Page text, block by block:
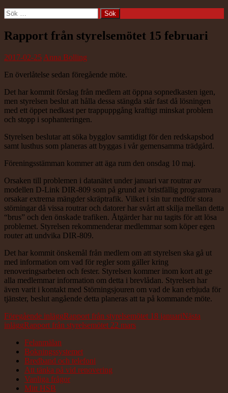
Sök
efter:
Rapport från styrelsemötet 15 februari
2017-02-25 Anna Bolling
En överlåtelse sedan föregående möte.
Det har kommit förslag från medlem att öppna sopnedkasten igen,
men styrelsen beslut att hålla dessa stängda står fast då lösningen
med ett öppet nedkast per trappuppgång kraftigt minskat problem
och stopp i sophanteringen.
Styrelsen beslutar att söka bygglov samtidigt för den redskapsbod
samt lusthus som planeras att byggas i vår gemensamma trädgård.
Föreningsstämman kommer att äga rum den onsdag 10 maj.
Orsaken till problemen i datanätet under januari var routrar av
modellen D-Link DIR-809 som på grund av bristfällig programvara
orsakar extrema mängder skräptrafik. Vilket i sin tur medför stora
störningar då vissa routrar och datorer har svårt att skilja mellan detta
“brus” och den önskade trafiken. Åtgärder har nu tagits för att lösa
problemet. Styrelsen rekommenderar medlemmar som köper egen
router att undvika DIR-809.
Det har kommit önskemål från medlem om att styrelsen ska gå ut
med information om vad för regler som gäller kring
renoveringsarbeten och fester. Styrelsen kommer inom kort att ge
alla medlemmar information om detta i brevlådan. Styrelsen har
även varit i kontakt med Störningsjouren om vad de kan erbjuda för
tjänster, beslut angående detta planeras att ta på kommande möte.
Inläggsnavigering
Föregående inläggRapport från styrelsemötet 18 januariNästa
inläggRapport från styrelsemötet 22 mars
Felanmälan
Bokningssystemet
Bredband och telefoni
Att tänka på vid renovering
Vanliga frågor
Mitt HSB